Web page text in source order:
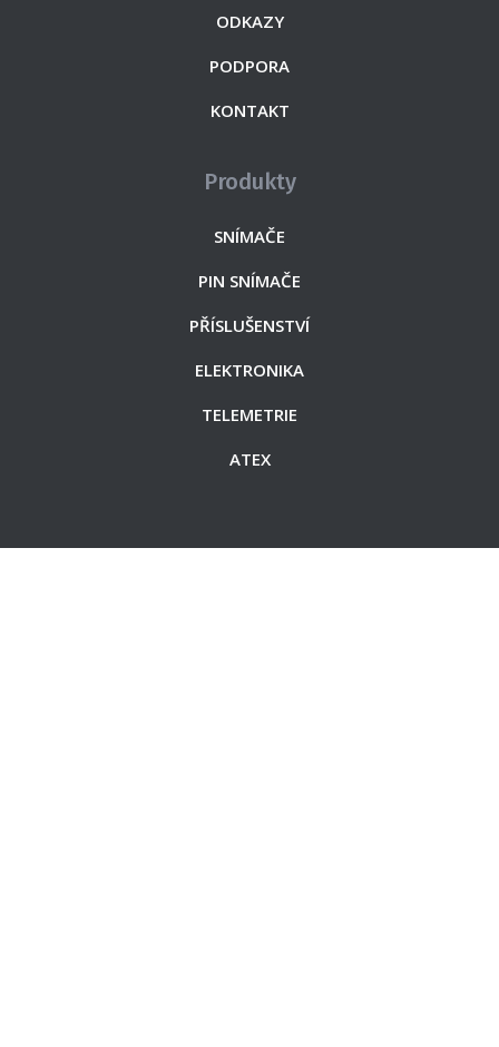
ODKAZY
PODPORA
KONTAKT
Produkty
SNÍMAČE
PIN SNÍMAČE
PŘÍSLUŠENSTVÍ
ELEKTRONIKA
TELEMETRIE
ATEX